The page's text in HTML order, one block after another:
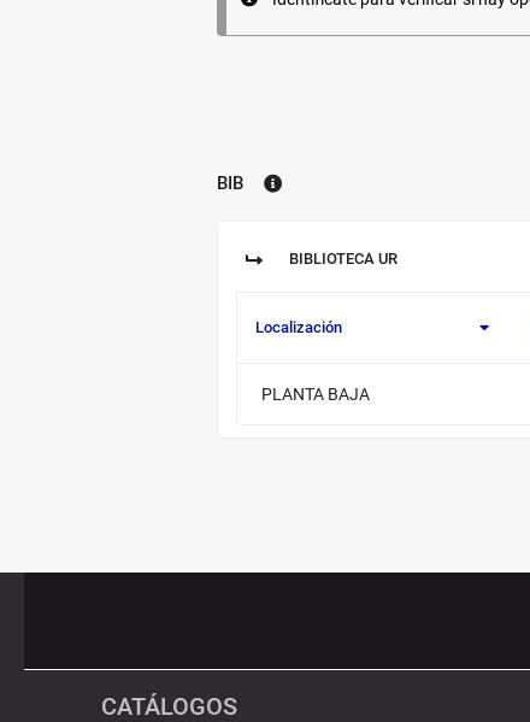
Biblioteca:
BIB
Sucursal:
BIBLIOTECA UR
Localización
PLANTA BAJA
CATÁLOGOS